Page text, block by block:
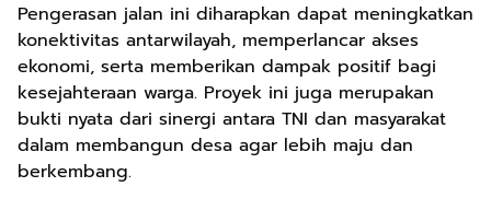
Pengerasan jalan ini diharapkan dapat meningkatkan
konektivitas antarwilayah, memperlancar akses
ekonomi, serta memberikan dampak positif bagi
kesejahteraan warga. Proyek ini juga merupakan
bukti nyata dari sinergi antara TNI dan masyarakat
dalam membangun desa agar lebih maju dan
berkembang.